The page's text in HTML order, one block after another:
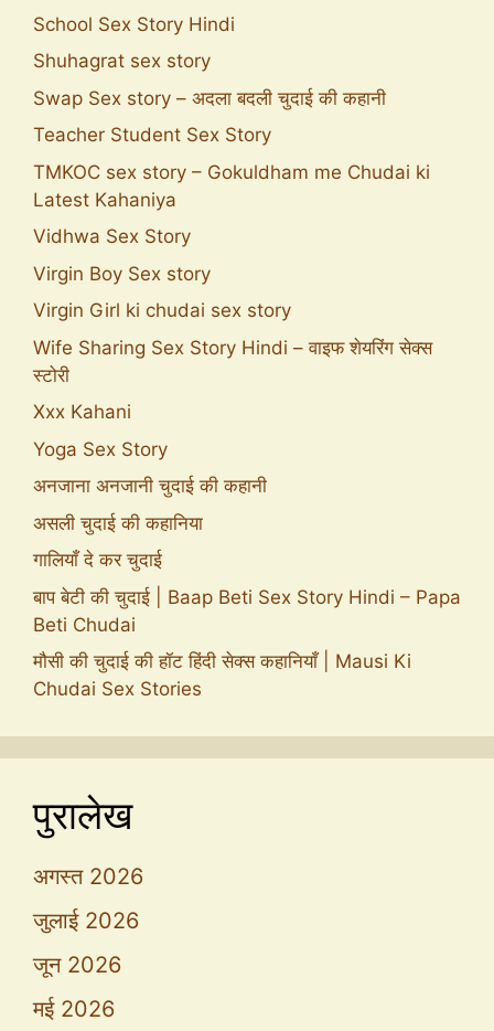
School Sex Story Hindi
Shuhagrat sex story
Swap Sex story – अदला बदली चुदाई की कहानी
Teacher Student Sex Story
TMKOC sex story – Gokuldham me Chudai ki
Latest Kahaniya
Vidhwa Sex Story
Virgin Boy Sex story
Virgin Girl ki chudai sex story
Wife Sharing Sex Story Hindi – वाइफ शेयरिंग सेक्स
स्टोरी
Xxx Kahani
Yoga Sex Story
अनजाना अनजानी चुदाई की कहानी
असली चुदाई की कहानिया
गालियाँ दे कर चुदाई
बाप बेटी की चुदाई | Baap Beti Sex Story Hindi – Papa
Beti Chudai
मौसी की चुदाई की हॉट हिंदी सेक्स कहानियाँ | Mausi Ki
Chudai Sex Stories
पुरालेख
अगस्त 2026
जुलाई 2026
जून 2026
मई 2026